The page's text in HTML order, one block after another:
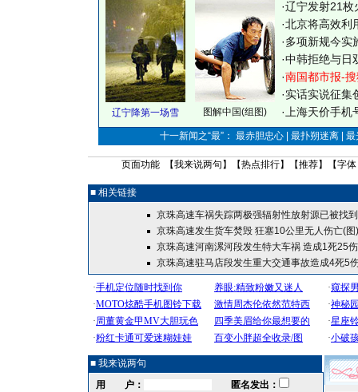
辽宁降第一场雪 图解中国(组图)
·辽宁发射21枚
·北京将高效利
·多项新规今实
·中韩拒绝与日
·南国都市报-
·实话实说征集
· 上海天价手
十一新闻之“最”： 最赤胆忠心 | 最扑朔迷离 |
页面功能 【我来说两句 】【热点排行】【推荐】【字体
■ 相关链接
京珠高速车祸失踪两极强辐射性放射源已被找到
京珠高速发生货车焚毁 狂塞10公里无人伤亡(图)
京珠高速河南漯河段发生特大车祸 造成1死25伤
京珠高速驻马店段发生重大交通事故造成4死5
■ 我来说两句
用 户：
匿名发出：